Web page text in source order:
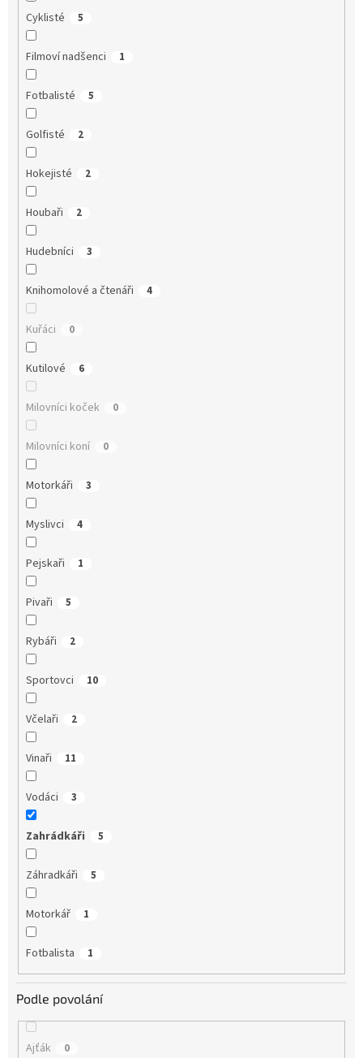
Cyklisté 5
Filmoví nadšenci 1
Fotbalisté 5
Golfisté 2
Hokejisté 2
Houbaři 2
Hudebníci 3
Knihomolové a čtenáři 4
Kuřáci 0
Kutilové 6
Milovníci koček 0
Milovníci koní 0
Motorkáři 3
Myslivci 4
Pejskaři 1
Pivaři 5
Rybáři 2
Sportovci 10
Včelaři 2
Vinaři 11
Vodáci 3
Zahrádkáři 5
Záhradkáři 5
Motorkář 1
Fotbalista 1
Podle povolání
Ajťák 0